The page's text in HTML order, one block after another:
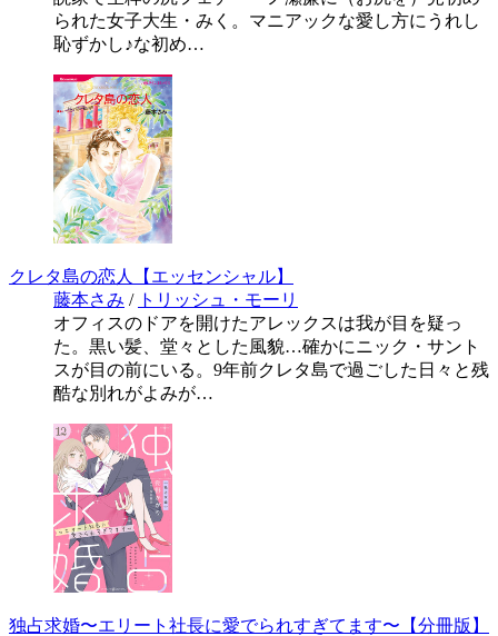
られた女子大生・みく。マニアックな愛し方にうれし
恥ずかし♪な初め…
クレタ島の恋人【エッセンシャル】
藤本さみ / トリッシュ・モーリ
オフィスのドアを開けたアレックスは我が目を疑っ
た。黒い髪、堂々とした風貌…確かにニック・サント
スが目の前にいる。9年前クレタ島で過ごした日々と残
酷な別れがよみが…
独占求婚〜エリート社長に愛でられすぎてます〜【分冊版】